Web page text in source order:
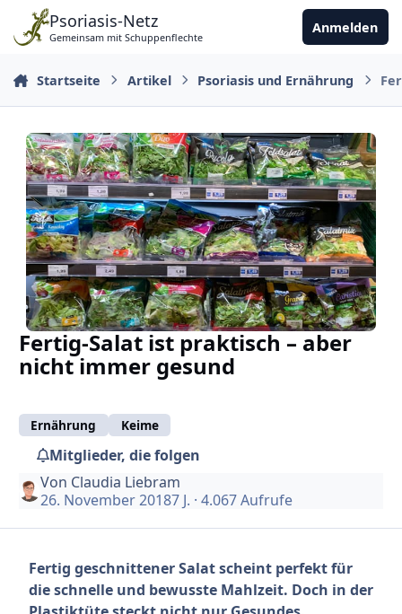
Zu Inhalt springen
Psoriasis-Netz
Gemeinsam mit Schuppenflechte
Anmelden
Startseite Artikel Psoriasis und Ernährung
Fertig-Salat ist praktisch – aber
nicht immer gesund
Ernährung Keime
Mitglieder, die folgen
Von Claudia Liebram
26. November 20187 J. · 4.067 Aufrufe
Fertig geschnittener Salat scheint perfekt für
die schnelle und bewusste Mahlzeit. Doch in der